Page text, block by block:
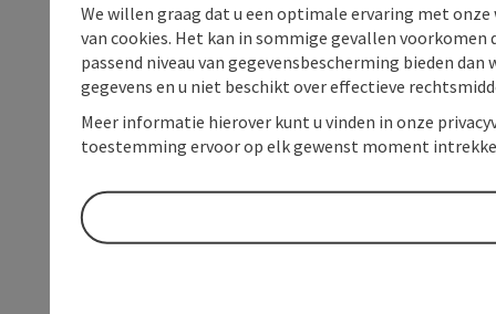
We willen graag dat u een optimale ervaring met
van cookies. Het kan in sommige gevallen voorkomen
passend niveau van gegevensbescherming bieden
gegevens en u niet beschikt over effectieve
Meer informatie hierover kunt u vinden in onze
toestemming ervoor op elk gewenst moment